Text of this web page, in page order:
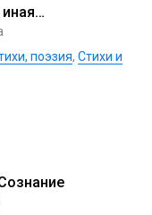
поэзия, Стихи и